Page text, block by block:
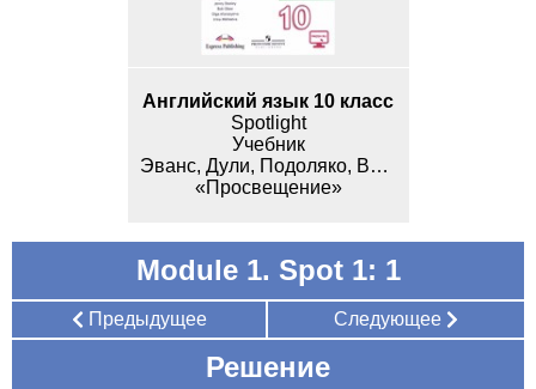
Английский язык 10 класс
Spotlight
Учебник
Эванс, Дули, Подоляко, Ваулина
«Просвещение»
Module 1. Spot 1: 1
Предыдущее Следующее
Решение